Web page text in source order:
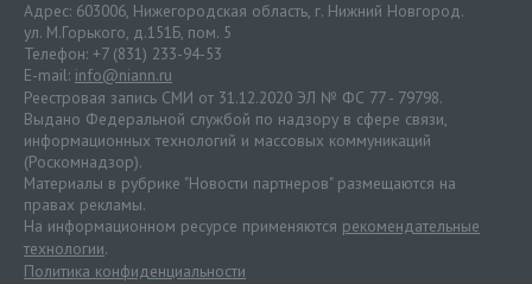
Адрес: 603006, Нижегородская область, г. Нижний Новгород.
ул. М.Горького, д.151Б, пом. 5
Телефон: +7 (831) 233-94-53
E-mail: info@niann.ru
Реестровая запись СМИ от 31.12.2020 ЭЛ № ФС 77 - 79798.
Выдано Федеральной службой по надзору в сфере связи,
информационных технологий и массовых коммуникаций
(Роскомнадзор).
Материалы в рубрике "Новости партнеров" размещаются на
правах рекламы.
На информационном ресурсе применяются рекомендательные
технологии.
Политика конфиденциальности